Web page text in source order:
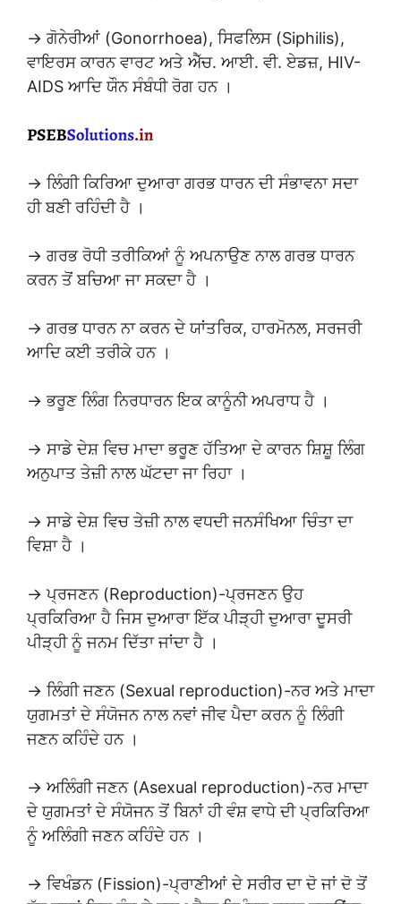
→ ਗੋਨੇਰੀਆਂ (Gonorrhoea), ਸਿਫਲਿਸ (Siphilis),
ਵਾਇਰਸ ਕਾਰਨ ਵਾਰਟ ਅਤੇ ਐੱਚ. ਆਈ. ਵੀ. ਏਡਜ਼, HIV-
AIDS ਆਦਿ ਯੌਨ ਸੰਬੰਧੀ ਰੋਗ ਹਨ ।
→ ਲਿੰਗੀ ਕਿਰਿਆ ਦੁਆਰਾ ਗਰਭ ਧਾਰਨ ਦੀ ਸੰਭਾਵਨਾ ਸਦਾ
ਹੀ ਬਣੀ ਰਹਿੰਦੀ ਹੈ ।
→ ਗਰਭ ਰੋਧੀ ਤਰੀਕਿਆਂ ਨੂੰ ਅਪਨਾਉਣ ਨਾਲ ਗਰਭ ਧਾਰਨ
ਕਰਨ ਤੋਂ ਬਚਿਆ ਜਾ ਸਕਦਾ ਹੈ ।
→ ਗਰਭ ਧਾਰਨ ਨਾ ਕਰਨ ਦੇ ਯਾਂਤਰਿਕ, ਹਾਰਮੋਨਲ, ਸਰਜਰੀ
ਆਦਿ ਕਈ ਤਰੀਕੇ ਹਨ ।
→ ਭਰੂਣ ਲਿੰਗ ਨਿਰਧਾਰਨ ਇਕ ਕਾਨੂੰਨੀ ਅਪਰਾਧ ਹੈ ।
→ ਸਾਡੇ ਦੇਸ਼ ਵਿਚ ਮਾਦਾ ਭਰੂਣ ਹੱਤਿਆ ਦੇ ਕਾਰਨ ਸ਼ਿਸ਼ੂ ਲਿੰਗ
ਅਨੁਪਾਤ ਤੇਜ਼ੀ ਨਾਲ ਘੱਟਦਾ ਜਾ ਰਿਹਾ ।
→ ਸਾਡੇ ਦੇਸ਼ ਵਿਚ ਤੇਜ਼ੀ ਨਾਲ ਵਧਦੀ ਜਨਸੰਖਿਆ ਚਿੰਤਾ ਦਾ
ਵਿਸ਼ਾ ਹੈ ।
→ ਪ੍ਰਜਣਨ (Reproduction)-ਪ੍ਰਜਣਨ ਉਹ
ਪ੍ਰਕਿਰਿਆ ਹੈ ਜਿਸ ਦੁਆਰਾ ਇੱਕ ਪੀੜ੍ਹੀ ਦੁਆਰਾ ਦੂਸਰੀ
ਪੀੜ੍ਹੀ ਨੂੰ ਜਨਮ ਦਿੱਤਾ ਜਾਂਦਾ ਹੈ ।
→ ਲਿੰਗੀ ਜਣਨ (Sexual reproduction)-ਨਰ ਅਤੇ ਮਾਦਾ
ਯੁਗਮਤਾਂ ਦੇ ਸੰਯੋਜਨ ਨਾਲ ਨਵਾਂ ਜੀਵ ਪੈਦਾ ਕਰਨ ਨੂੰ ਲਿੰਗੀ
ਜਣਨ ਕਹਿੰਦੇ ਹਨ ।
→ ਅਲਿੰਗੀ ਜਣਨ (Asexual reproduction)-ਨਰ ਮਾਦਾ
ਦੇ ਯੁਗਮਤਾਂ ਦੇ ਸੰਯੋਜਨ ਤੋਂ ਬਿਨਾਂ ਹੀ ਵੰਸ਼ ਵਾਧੇ ਦੀ ਪ੍ਰਕਿਰਿਆ
ਨੂੰ ਅਲਿੰਗੀ ਜਣਨ ਕਹਿੰਦੇ ਹਨ ।
→ ਵਿਖੰਡਨ (Fission)-ਪ੍ਰਾਣੀਆਂ ਦੇ ਸਰੀਰ ਦਾ ਦੋ ਜਾਂ ਦੋ ਤੋਂ